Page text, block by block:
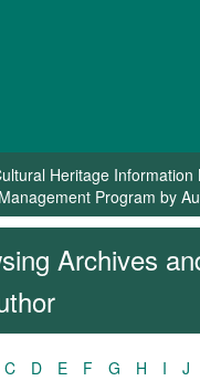
Heritage
Program by
Archives
C D E F G H I J